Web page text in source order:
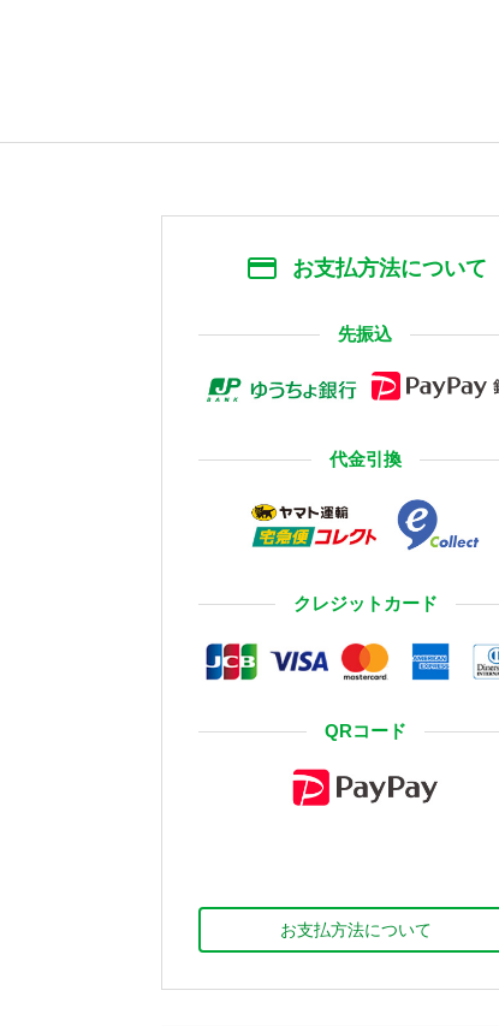
お支払方法について
先振込
代金引換
クレジットカード
QRコード
お支払方法について